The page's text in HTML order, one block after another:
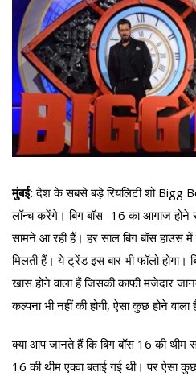
मुंबई:देश के सबसे बड़े रियलिटी शो Bigg
लॉन्च करेंगे। बिग बॉस- 16 का आगाज
सामने आ रही हैं। हर साल बिग बॉस हाउस
मिलती हैं। ये ट्रेंड इस बार भी फॉलो
खास होने वाला हैं जिसकी काफी मजेदार
कल्पना भी नहीं की होगी, ऐसा कुछ होने वाला
क्या आप जानते हैं कि बिग बॉस 16 की थीम
16 की थीम एक्वा बताई गई थी। पर ऐसा